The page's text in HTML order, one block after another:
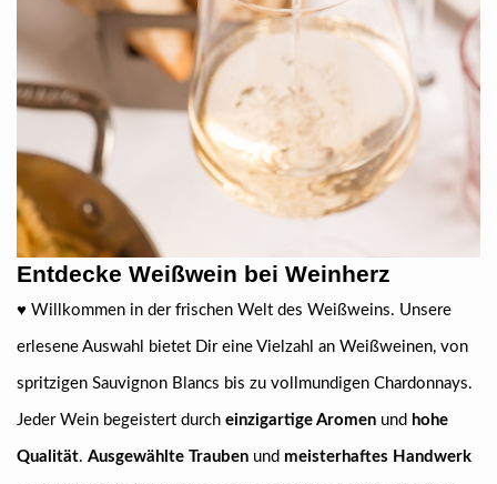
Entdecke Weißwein bei Weinherz
♥ Willkommen in der frischen Welt des Weißweins. Unsere
erlesene Auswahl bietet Dir eine Vielzahl an Weißweinen, von
spritzigen Sauvignon Blancs bis zu vollmundigen Chardonnays.
Jeder Wein begeistert durch einzigartige Aromen und hohe
Qualität. Ausgewählte Trauben und meisterhaftes Handwerk